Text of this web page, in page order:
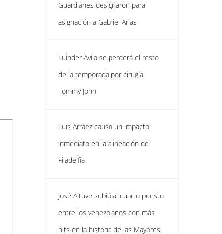
Guardianes designaron para
asignación a Gabriel Arias
Luinder Ávila se perderá el resto
de la temporada por cirugía
Tommy John
Luis Arráez causó un impacto
inmediato en la alineación de
Filadelfia
José Altuve subió al cuarto puesto
entre los venezolanos con más
hits en la historia de las Mayores